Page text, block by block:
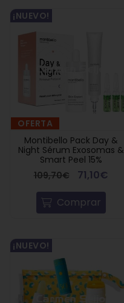
OFERTA
¡NUEVO!
Montibello Pack Day &
Night Sérum Exosomas &
Smart Peel 15%
109,70€
71,10€
Comprar
¡NUEVO!